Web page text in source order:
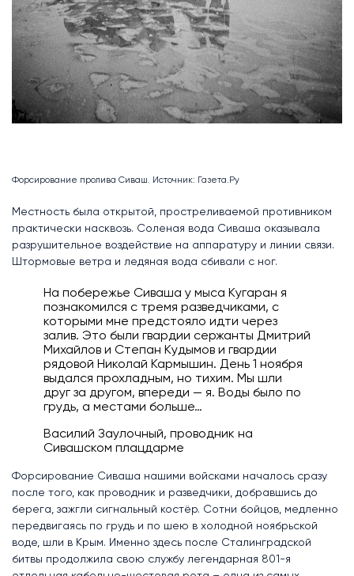
Форсирование пролива Сиваш. Источник: Газета.Ру
Местность была открытой, простреливаемой противником
практически насквозь. Соленая вода Сиваша оказывала
разрушительное воздействие на аппаратуру и линии связи.
Штормовые ветра и ледяная вода сбивали с ног.
На побережье Сиваша у мыса Кугаран я
познакомился с тремя разведчиками, с
которыми мне предстояло идти через
залив. Это были гвардии сержанты Дмитрий
Михайлов и Степан Кудымов и гвардии
рядовой Николай Кармышин. День 1 ноября
выдался прохладным, но тихим. Мы шли
друг за другом, впереди — я. Воды было по
грудь, а местами больше…
Василий Заулочный, проводник на
Сивашском плацдарме
Форсирование Сиваша нашими войсками началось сразу
после того, как проводник и разведчики, добравшись до
берега, зажгли сигнальный костёр. Сотни бойцов, медленно
передвигаясь по грудь и по шею в холодной ноябрьской
воде, шли в Крым. Именно здесь после Сталинградской
битвы продолжила свою службу легендарная 801-я